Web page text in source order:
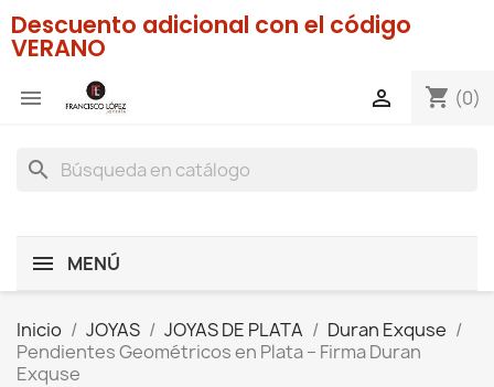
Descuento adicional con el código
VERANO
 shopping_cart (0)

search
MENÚ
Inicio JOYAS JOYAS DE PLATA
Duran Exquse
Pendientes Geométricos en Plata – Firma Duran
Exquse